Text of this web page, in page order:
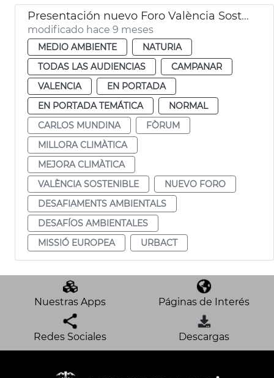
Presentación nuevo Foro València Sostenible
modificado hace 9 meses
MEDIO AMBIENTE
NATURIA
TODAS LAS AUDIENCIAS
CAMPANAR
VALENCIA
EN PORTADA
EN PORTADA TEMÁTICA
NORMAL
CARLOS MUNDINA
FÒRUM
MILLORA CLIMÀTICA
MEJORA CLIMÀTICA
VALÈNCIA SOSTENIBLE
NUEVO FORO
DESAFIAMENTS AMBIENTALS
DESAFÍOS AMBIENTALES
MISSIÓ EUROPEA
URBACT
Nuestras Apps Páginas de Interés
Redes Sociales Descargas